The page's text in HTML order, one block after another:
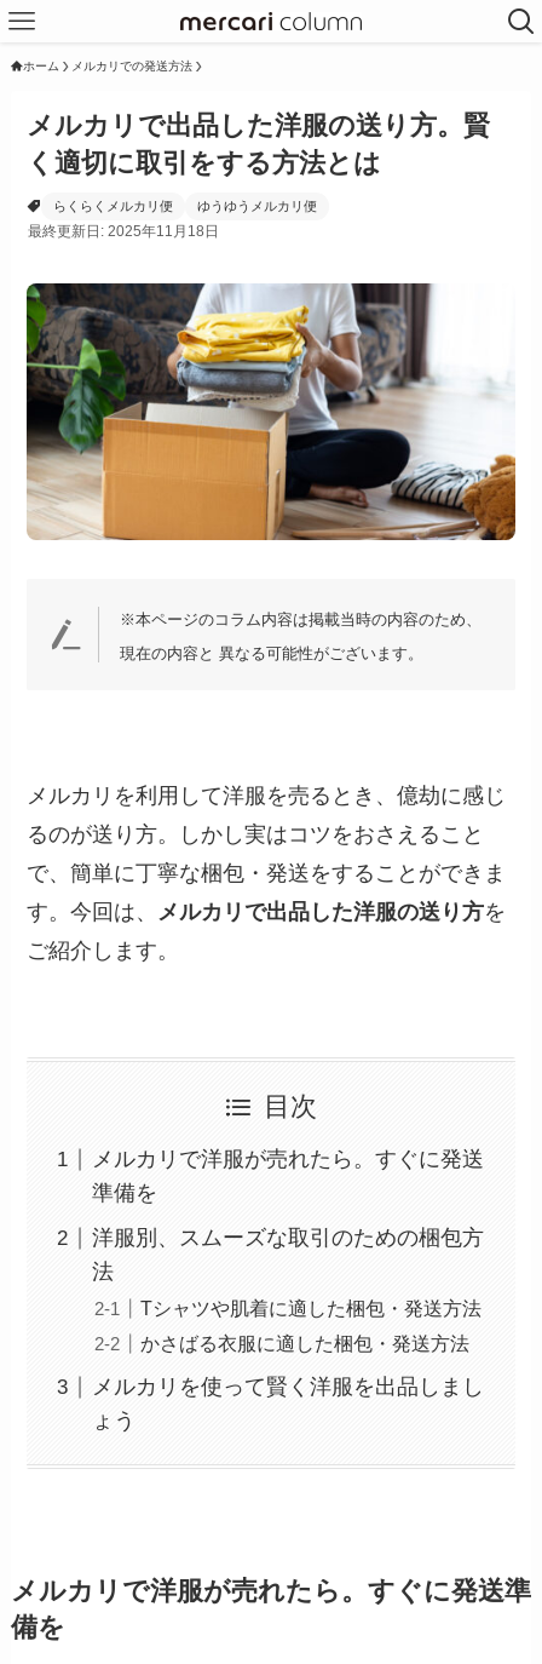
ホーム メルカリでの発送方法
メルカリで出品した洋服の送り方。賢
く適切に取引をする方法とは
らくらくメルカリ便 ゆうゆうメルカリ便
最終更新日: 2025年11月18日
※本ページのコラム内容は掲載当時の内容のため、
現在の内容と 異なる可能性がございます。
メルカリを利用して洋服を売るとき、億劫に感じ
るのが送り方。しかし実はコツをおさえること
で、簡単に丁寧な梱包・発送をすることができま
す。今回は、 メルカリで出品した洋服の送り方を
ご紹介します。
目次
メルカリで洋服が売れたら。すぐに発送
準備を
洋服別、スムーズな取引のための梱包方
法
Tシャツや肌着に適した梱包・発送方法
かさばる衣服に適した梱包・発送方法
メルカリを使って賢く洋服を出品しまし
ょう
メルカリで洋服が売れたら。すぐに発送準
備を